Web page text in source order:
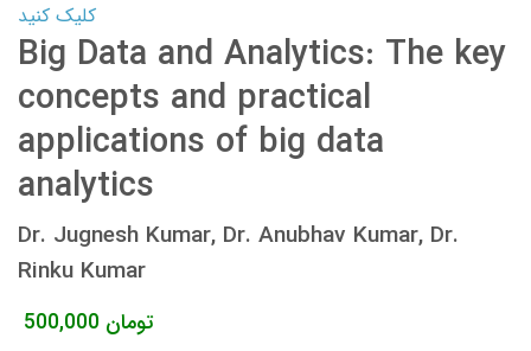
کلیک کنید
Big Data and Analytics: The key
concepts and practical
applications of big data
analytics
Dr. Jugnesh Kumar, Dr. Anubhav Kumar, Dr.
Rinku Kumar
500,000 تومان